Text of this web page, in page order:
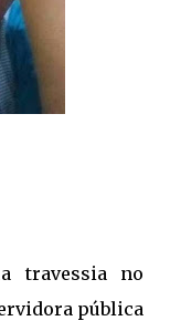
travessia no
pública